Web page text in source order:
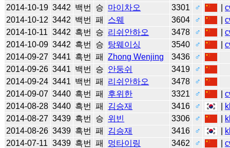
2014-10-19 3442 백번 승 마이차오 3301 ♂ |
2014-10-12 3442 백번 패 스웨 3604 ♂ |
2014-10-11 3442 흑번 승 리쉬안하오 3478 ♂ |
2014-10-09 3442 흑번 승 탕웨이싱 3540 ♂ |
2014-09-27 3441 흑번 패 Zhong Wenjing 3436
♂
2014-09-26 3441 백번 승 안둥쉬 3419
♂
2014-09-24 3441 백번 패 리쉬안하오 3478
♂
2014-09-07 3440 흑번 패 후위한 3321 ♂ |
2014-08-28 3440 흑번 패 김승재 3416 ♂
2014-08-27 3439 흑번 승 위빈 3306 ♂
2014-08-26 3439 흑번 패 김승재 3416 ♂
2014-07-11 3439 흑번 패 멍타이링 3462 ♂ |